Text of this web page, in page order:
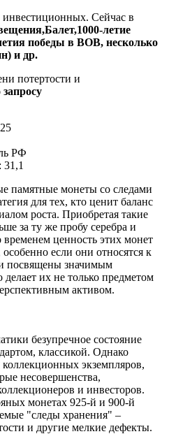
Сейчас в
летие
победы в ВОВ, несколько
и др.
потертости и
РФ
31,1
памятные монеты со следами
для тех, кто ценит баланс
роста. Приобретая такие
за ту же пробу серебра и
ценность этих монет
если они относятся к
посвящены значимым
их не только предметом
активом.
безупречное состояние
классикой. Однако
коллекционных экземпляров,
несовершенства,
и инвесторов.
монетах 925-й и 900-й
"следы хранения" –
и другие мелкие дефекты.